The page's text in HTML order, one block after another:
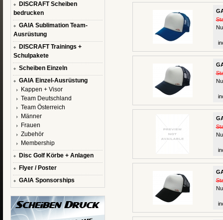
DISCRAFT Scheiben
bedrucken
GAIA Sublimation Team-
Ausrüstung
DISCRAFT Trainings +
Schulpakete
Scheiben Einzeln
GAIA Einzel-Ausrüstung
Kappen + Visor
Team Deutschland
Team Österreich
Männer
Frauen
Zubehör
Membership
Disc Golf Körbe + Anlagen
Flyer / Poster
GAIA Sponsorships